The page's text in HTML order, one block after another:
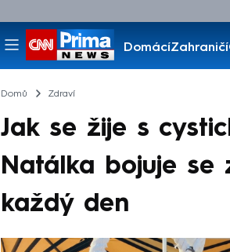
DomácíZahraničí
Pořady
Domů Zdraví
Jak se žije s
Natálka bojuje se
každý den